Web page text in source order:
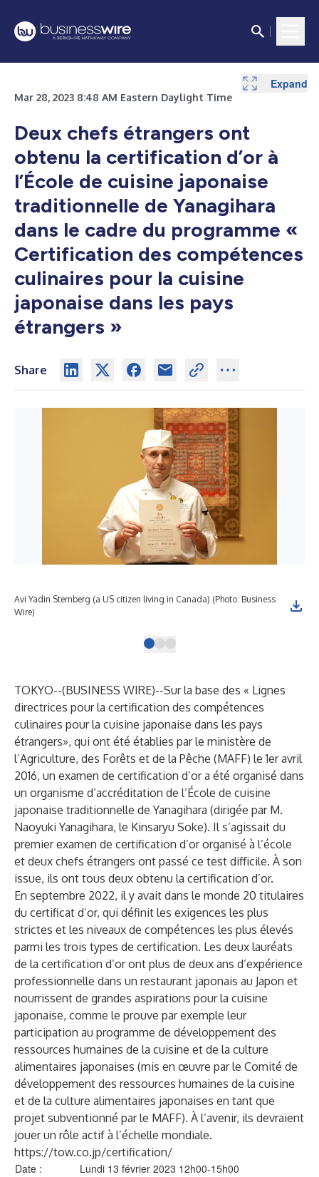
Mar 28, 2023 8:48 AM Eastern Daylight Time
Deux chefs étrangers ont
obtenu la certification d’or à
l’École de cuisine japonaise
traditionnelle de Yanagihara
dans le cadre du programme «
Certification des compétences
culinaires pour la cuisine
japonaise dans les pays
étrangers »
Share
Avi Yadin Sternberg (a US citizen living in Canada) (Photo: Business
Wire)
TOKYO--(BUSINESS WIRE)--Sur la base des « Lignes
directrices pour la certification des compétences
culinaires pour la cuisine japonaise dans les pays
étrangers», qui ont été établies par le ministère de
l’Agriculture, des Forêts et de la Pêche (MAFF) le 1er avril
2016, un examen de certification d’or a été organisé dans
un organisme d’accréditation de l’École de cuisine
japonaise traditionnelle de Yanagihara (dirigée par M.
Naoyuki Yanagihara, le Kinsaryu Soke). Il s’agissait du
premier examen de certification d’or organisé à l’école
et deux chefs étrangers ont passé ce test difficile. À son
issue, ils ont tous deux obtenu la certification d’or.
En septembre 2022, il y avait dans le monde 20 titulaires
du certificat d’or, qui définit les exigences les plus
strictes et les niveaux de compétences les plus élevés
parmi les trois types de certification. Les deux lauréats
de la certification d’or ont plus de deux ans d’expérience
professionnelle dans un restaurant japonais au Japon et
nourrissent de grandes aspirations pour la cuisine
japonaise, comme le prouve par exemple leur
participation au programme de développement des
ressources humaines de la cuisine et de la culture
alimentaires japonaises (mis en œuvre par le Comité de
développement des ressources humaines de la cuisine
et de la culture alimentaires japonaises en tant que
projet subventionné par le MAFF). À l’avenir, ils devraient
jouer un rôle actif à l’échelle mondiale.
https://tow.co.jp/certification/
Date :
Lundi 13 février 2023 12h00-15h00
Expand